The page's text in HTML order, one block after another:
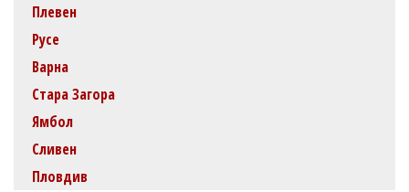
Плевен
Русе
Варна
Стара Загора
Ямбол
Сливен
Пловдив